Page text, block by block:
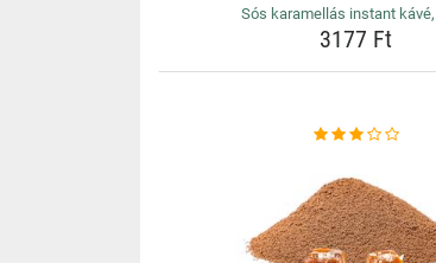
Sós karamellás instant
3177 Ft